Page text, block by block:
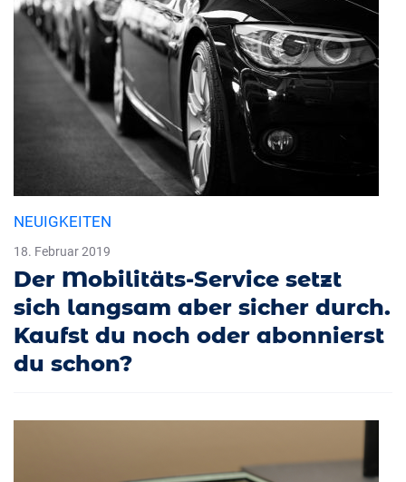
NEUIGKEITEN
18. Februar 2019
Der Mobilitäts-Service setzt
sich langsam aber sicher durch.
Kaufst du noch oder abonnierst
du schon?